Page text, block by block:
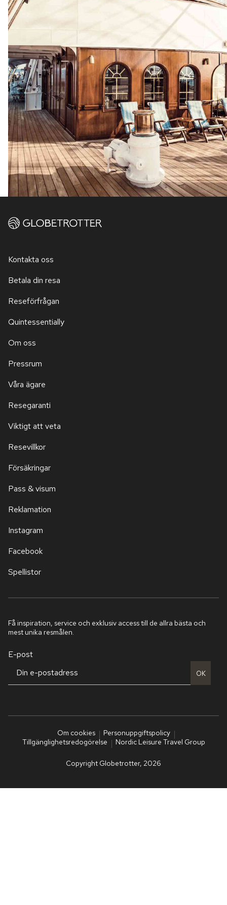
Kontakta oss
Betala din resa
Reseförfrågan
Quintessentially
Om oss
Pressrum
Våra ägare
Resegaranti
Viktigt att veta
Resevillkor
Försäkringar
Pass & visum
Reklamation
Instagram
Facebook
Spellistor
Få inspiration, service och exklusiv access till de allra bästa och
mest unika resmålen.
E-post
OK
Om cookies
Personuppgiftspolicy
Tillgänglighetsredogörelse
Nordic Leisure Travel Group
Copyright Globetrotter, 2026